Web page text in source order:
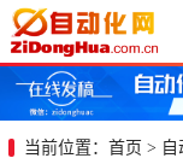
当前位置： 首页 >